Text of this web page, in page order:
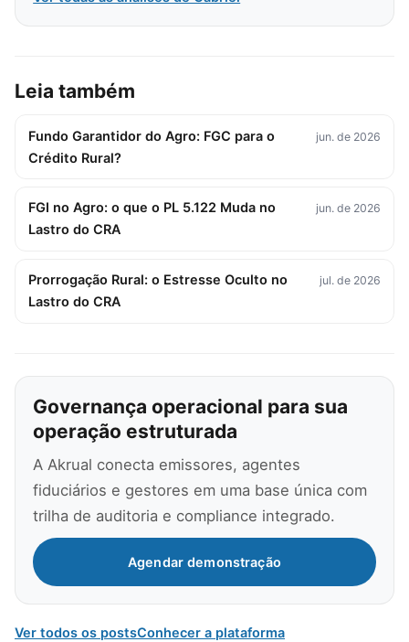
Leia também
Fundo Garantidor do Agro: FGC para o
Crédito Rural?
jun. de 2026
FGI no Agro: o que o PL 5.122 Muda no
Lastro do CRA
jun. de 2026
Prorrogação Rural: o Estresse Oculto no
Lastro do CRA
jul. de 2026
Governança operacional para sua
operação estruturada
A Akrual conecta emissores, agentes
fiduciários e gestores em uma base única com
trilha de auditoria e compliance integrado.
Agendar demonstração
Ver todos os postsConhecer a plataforma